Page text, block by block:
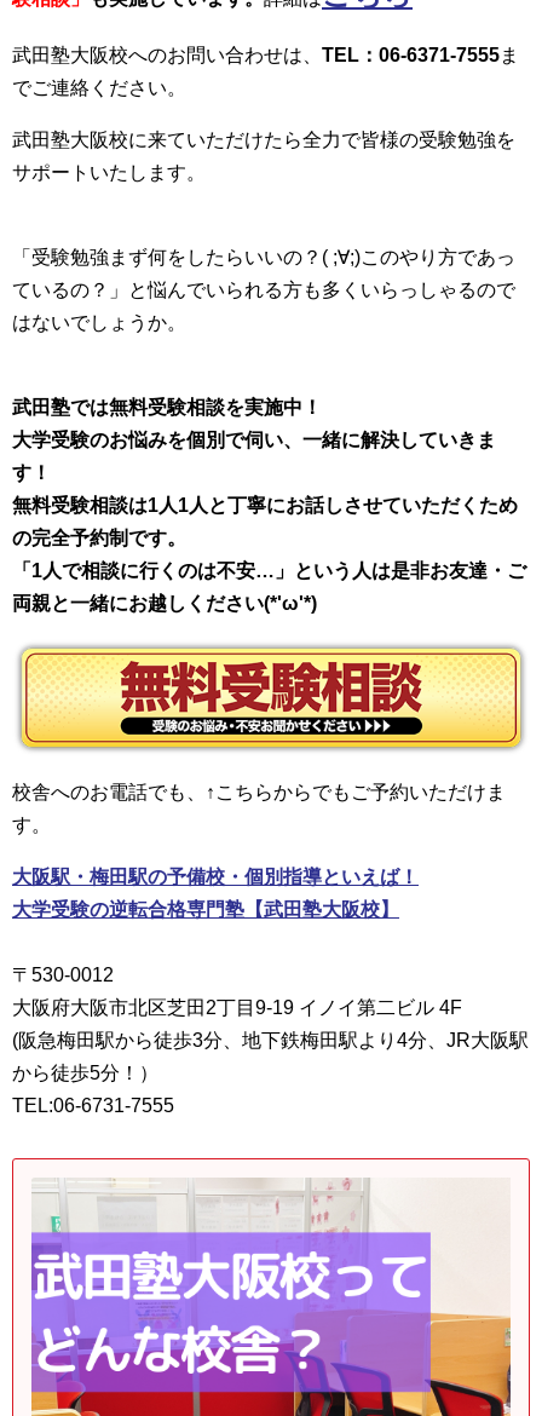
武田塾大阪校へのお問い合わせは、 TEL：06-6371-7555ま
でご連絡ください。
武田塾大阪校に来ていただけたら全力で皆様の受験勉強を
サポートいたします。
「受験勉強まず何をしたらいいの？( ;∀;)このやり方であっ
ているの？」と悩んでいられる方も多くいらっしゃるので
はないでしょうか。
武田塾では無料受験相談を実施中！
大学受験のお悩みを個別で伺い、一緒に解決していきま
す！
無料受験相談は1人1人と丁寧にお話しさせていただくため
の完全予約制です。
「1人で相談に行くのは不安…」という人は是非お友達・ご
両親と一緒にお越しください(*'ω'*)
校舎へのお電話でも、↑こちらからでもご予約いただけま
す。
大阪駅・梅田駅の予備校・個別指導といえば！
大学受験の逆転合格専門塾【武田塾大阪校】
〒530-0012
大阪府大阪市北区芝田2丁目9-19 イノイ第二ビル 4F
(阪急梅田駅から徒歩3分、地下鉄梅田駅より4分、JR大阪駅
から徒歩5分！）
TEL:06-6731-7555